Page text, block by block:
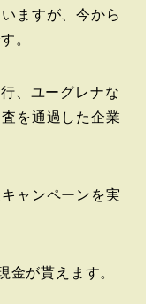
ますが、今から
。
、ユーグレナな
を通過した企業
ャンペーンを実
金が貰えます。